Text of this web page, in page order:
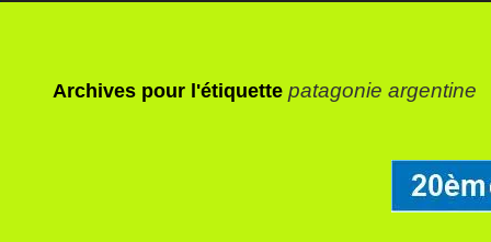
Archives pour l'étiquette patagonie argentine